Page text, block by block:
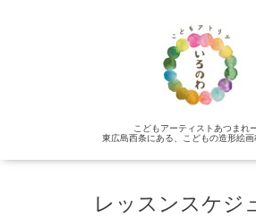
こどもアーティストあつまれ
東広島西条にある、こどもの造形絵画
レッスンスケジ